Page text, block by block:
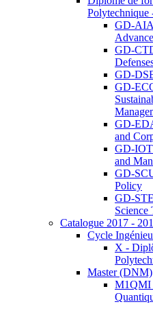
GD-
GD-
GD-
GD-
GD-
and
GD-IOT
and
GD-
Policy
GD-
Science
Catalogue 2017 -
Cycle
X -
Master (DNM)
M1QMI